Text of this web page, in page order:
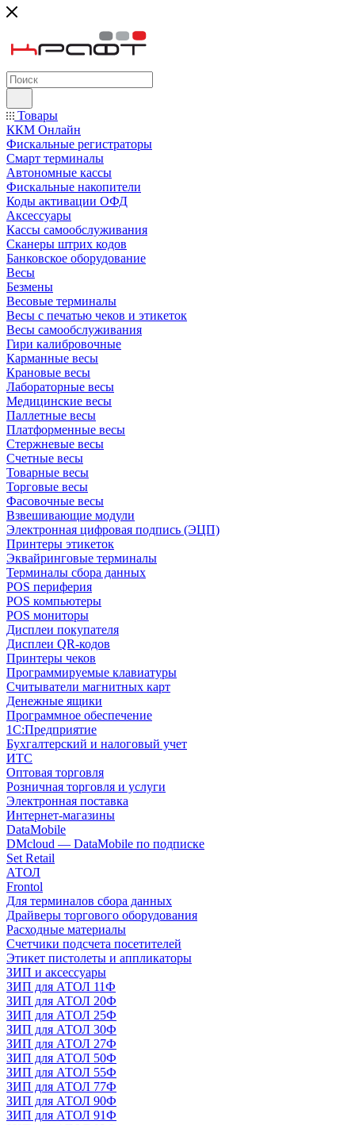
Товары
ККМ Онлайн
Фискальные регистраторы
Смарт терминалы
Автономные кассы
Фискальные накопители
Коды активации ОФД
Аксессуары
Кассы самообслуживания
Сканеры штрих кодов
Банковское оборудование
Весы
Безмены
Весовые терминалы
Весы с печатью чеков и этикеток
Весы самообслуживания
Гири калибровочные
Карманные весы
Крановые весы
Лабораторные весы
Медицинские весы
Паллетные весы
Платформенные весы
Стержневые весы
Счетные весы
Товарные весы
Торговые весы
Фасовочные весы
Взвешивающие модули
Электронная цифровая подпись (ЭЦП)
Принтеры этикеток
Эквайринговые терминалы
Терминалы сбора данных
POS периферия
POS компьютеры
POS мониторы
Дисплеи покупателя
Дисплеи QR-кодов
Принтеры чеков
Программируемые клавиатуры
Считыватели магнитных карт
Денежные ящики
Программное обеспечение
1С:Предприятие
Бухгалтерский и налоговый учет
ИТС
Оптовая торговля
Розничная торговля и услуги
Электронная поставка
Интернет-магазины
DataMobile
DMcloud — DataMobile по подписке
Set Retail
АТОЛ
Frontol
Для терминалов сбора данных
Драйверы торгового оборудования
Расходные материалы
Счетчики подсчета посетителей
Этикет пистолеты и аппликаторы
ЗИП и аксессуары
ЗИП для АТОЛ 11Ф
ЗИП для АТОЛ 20Ф
ЗИП для АТОЛ 25Ф
ЗИП для АТОЛ 30Ф
ЗИП для АТОЛ 27Ф
ЗИП для АТОЛ 50Ф
ЗИП для АТОЛ 55Ф
ЗИП для АТОЛ 77Ф
ЗИП для АТОЛ 90Ф
ЗИП для АТОЛ 91Ф